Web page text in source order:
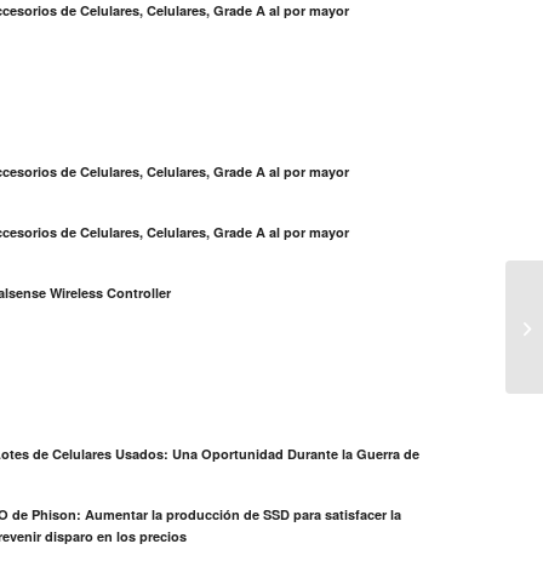
de Celulares, Celulares, Grade A al por mayor
de Celulares, Celulares, Grade A al por mayor
de Celulares, Celulares, Grade A al por mayor
Wireless Controller
de Celulares Usados: Una Oportunidad Durante la Guerra de
de Phison: Aumentar la producción de SSD para satisfacer la
disparo en los precios